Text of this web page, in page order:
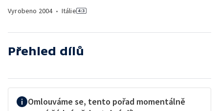
Vyrobeno 2004• Itálie
Přehled dílů
Omlouváme se, tento pořad momentálně